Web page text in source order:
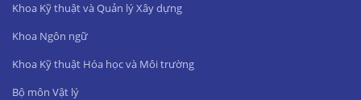
Khoa Kỹ thuật và Quản lý Xây dựng
Khoa Ngôn ngữ
Khoa Kỹ thuật Hóa học và Môi trường
Bộ môn Vật lý